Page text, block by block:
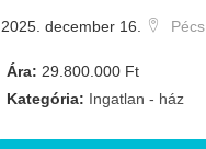
2025. december 16. Pécs
Ára: 29.800.000 Ft
Kategória: Ingatlan - ház